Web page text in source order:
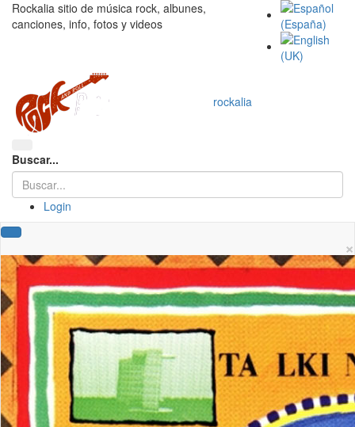
Rockalia sitio de música rock, albunes,
canciones, info, fotos y videos
rockalia
Buscar...
Login
×